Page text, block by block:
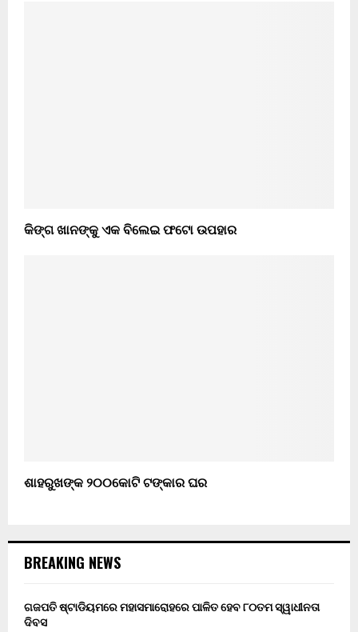
କିଙ୍ଗ ଖାନଙ୍କୁ ଏକ ବିଲେଇ ଫଟୋ ଉପହାର
ଶାହରୁଖଙ୍କ ୨୦୦କୋଟି ଟଙ୍କାର ଘର
BREAKING NEWS
ଗଜପତି ଷ୍ଟାଡିୟମରେ ମହାସମାରୋହରେ ପାଳିତ ହେବ ୮୦ତମ ସ୍ୱାଧୀନତା
ଦିବସ